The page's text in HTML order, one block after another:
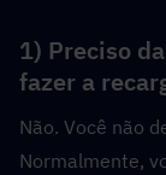
1) Preciso
fazer a
Não. Você não
Normalmente,